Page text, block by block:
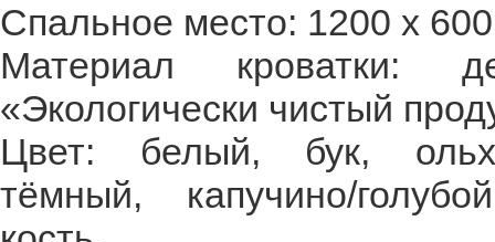
Спальное место: 1200 х
Материал кроватки:
«Экологически чистый
Цвет: белый, бук,
тёмный, капучино/